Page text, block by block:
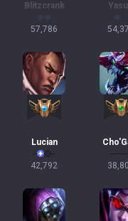
Blitzcrank
57,786
Lucian
42,792